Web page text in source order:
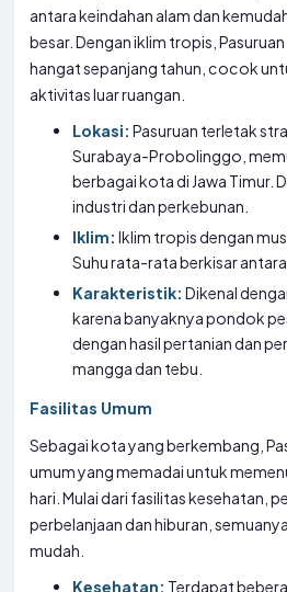
antara keindahan alam dan
besar. Dengan iklim tropis,
hangat sepanjang tahun, cocok
aktivitas luar ruangan.
Lokasi: Pasuruan terletak
Surabaya-Probolinggo,
berbagai kota di Jawa Timur.
industri dan perkebunan.
Iklim: Iklim tropis dengan
Suhu rata-rata berkisar
Karakteristik: Dikenal
karena banyaknya pondok
dengan hasil pertanian dan
mangga dan tebu.
Fasilitas Umum
Sebagai kota yang berkembang,
umum yang memadai untuk
hari. Mulai dari fasilitas kesehatan,
perbelanjaan dan hiburan,
mudah.
Kesehatan: Terdapat